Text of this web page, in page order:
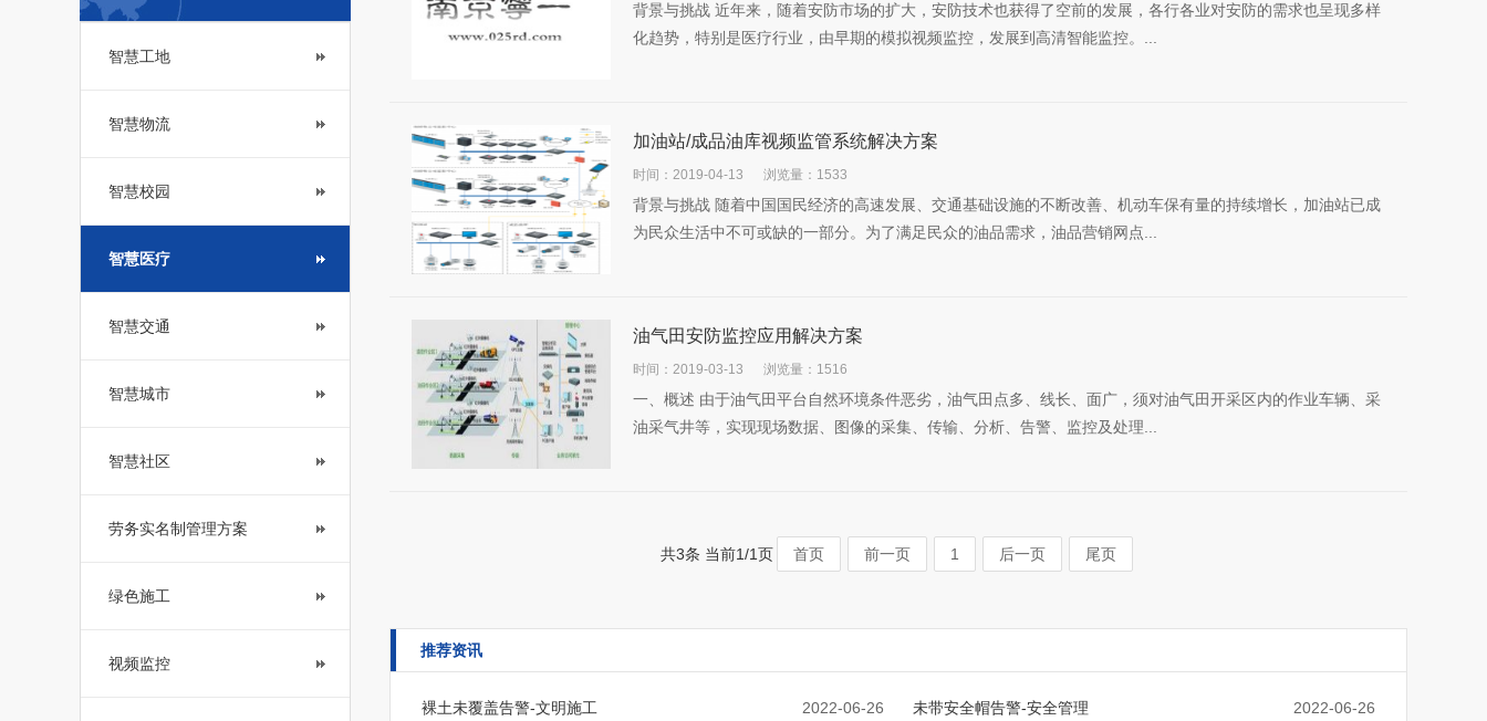
智慧工地
智慧物流
智慧校园
智慧医疗
智慧交通
智慧城市
智慧社区
劳务实名制管理方案
绿色施工
视频监控
背景与挑战 近年来，随着安防市场的扩大，安防技术也获得了空前的发展，各行各业对安防的需求也呈现多样
化趋势，特别是医疗行业，由早期的模拟视频监控，发展到高清智能监控。...
加油站/成品油库视频监管系统解决方案
时间：2019-04-13 浏览量：1533
背景与挑战 随着中国国民经济的高速发展、交通基础设施的不断改善、机动车保有量的持续增长，加油站已成
为民众生活中不可或缺的一部分。为了满足民众的油品需求，油品营销网点...
油气田安防监控应用解决方案
时间：2019-03-13 浏览量：1516
一、概述 由于油气田平台自然环境条件恶劣，油气田点多、线长、面广，须对油气田开采区内的作业车辆、采
油采气井等，实现现场数据、图像的采集、传输、分析、告警、监控及处理...
共3条 当前1/1页 首页 前一页 1 后一页 尾页
推荐资讯
2022-06-26
裸土未覆盖告警-文明施工 2022-06-26
未带安全帽告警-安全管理